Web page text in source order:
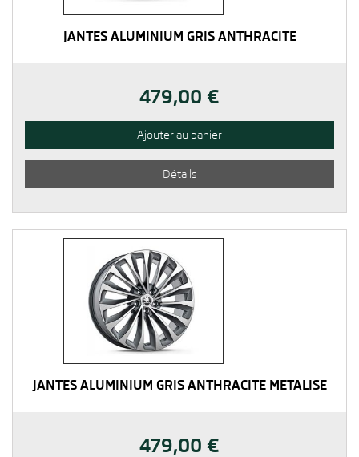
JANTES ALUMINIUM GRIS ANTHRACITE
479,00 €
Ajouter au panier
Détails
JANTES ALUMINIUM GRIS ANTHRACITE MÉTALISÉ
479,00 €